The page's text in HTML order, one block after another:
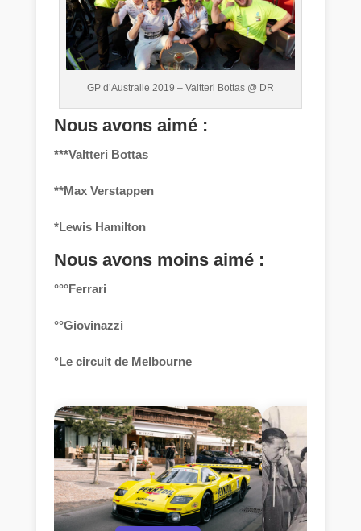
GP d’Australie 2019 – Valtteri Bottas @ DR
Nous avons aimé :
***Valtteri Bottas
**Max Verstappen
*Lewis Hamilton
Nous avons moins aimé :
°°°Ferrari
°°Giovinazzi
°Le circuit de Melbourne